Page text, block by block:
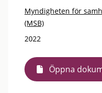
Myndigheten för
(MSB)
2022
Öppna